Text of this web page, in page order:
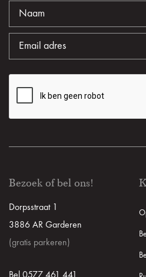
Bezoek of bel ons!
Dorpsstraat 1
3886 AR Garderen
(gratis parkeren)